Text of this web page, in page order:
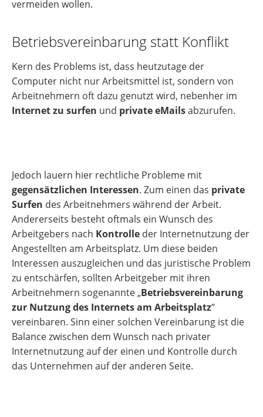
vermeiden wollen.
Betriebsvereinbarung statt Konflikt
Kern des Problems ist, dass heutzutage der
Computer nicht nur Arbeitsmittel ist, sondern von
Arbeitnehmern oft dazu genutzt wird, nebenher im
Internet zu surfen und private eMailsabzurufen.
Jedoch lauern hier rechtliche Probleme mit
gegensätzlichen Interessen. Zum einen das private
Surfen des Arbeitnehmers während der Arbeit.
Andererseits besteht oftmals ein Wunsch des
Arbeitgebers nach Kontrolle der Internetnutzung der
Angestellten am Arbeitsplatz. Um diese beiden
Interessen auszugleichen und das juristische Problem
zu entschärfen, sollten Arbeitgeber mit ihren
Arbeitnehmern sogenannte „Betriebsvereinbarung
zur Nutzung des Internets am Arbeitsplatz“
vereinbaren. Sinn einer solchen Vereinbarung ist die
Balance zwischen dem Wunsch nach privater
Internetnutzung auf der einen und Kontrolle durch
das Unternehmen auf der anderen Seite.